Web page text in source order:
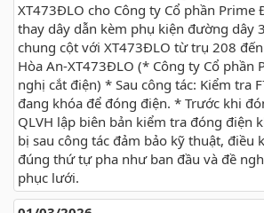
XT473ĐLO cho Công ty Cổ phần Prime
thay dây dẫn kèm phụ kiện đường dây
chung cột với XT473ĐLO từ trụ 208
Hòa An-XT473ĐLO (* Công ty Cổ phần
nghị cắt điện) * Sau công tác: Kiểm tra
đang khóa để đóng điện. * Trước khi
QLVH lập biên bản kiểm tra đóng điện
bị sau công tác đảm bảo kỹ thuật, điều
đúng thứ tự pha như ban đầu và đề
phục lưới.